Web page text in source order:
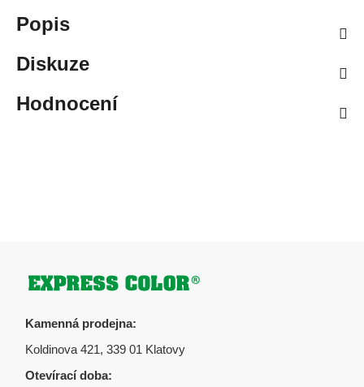
Popis
Diskuze
Hodnocení
Zápatí
Kamenná prodejna:
Koldinova 421, 339 01 Klatovy
Otevírací doba: